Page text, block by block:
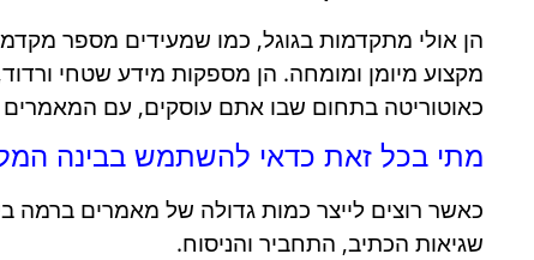
הן אולי מתקדמות בגוגל, כמו שמעידים מספר
מקצוע מיומן ומומחה. הן מספקות מידע שטחי
כאוטוריטה בתחום שבו אתם עוסקים, עם המאמרים
מתי בכל זאת כדאי להשתמש בבינה
כאשר רוצים לייצר כמות גדולה של מאמרים ברמה
שגיאות הכתיב, התחביר והניסוח.